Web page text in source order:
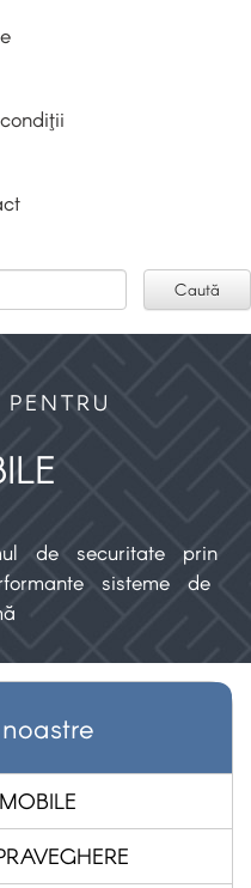
de securitate prin
sisteme de